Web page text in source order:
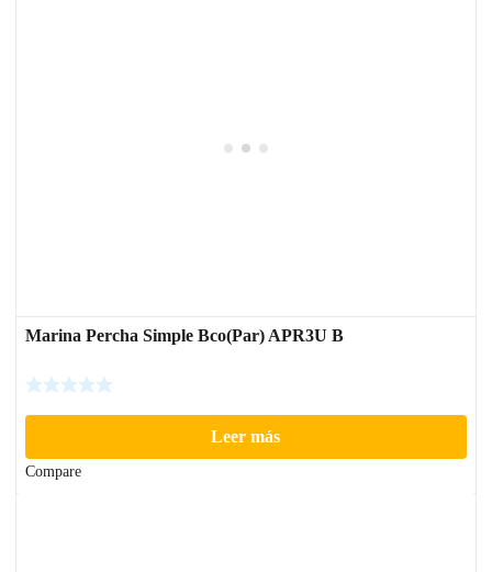
Marina Percha Simple Bco(Par) APR3U B
Leer más
Compare